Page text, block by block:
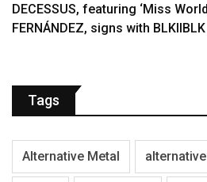
DECESSUS, featuring ‘Miss
FERNÁNDEZ, signs with BLKIIBLK
Tags
Alternative Metal